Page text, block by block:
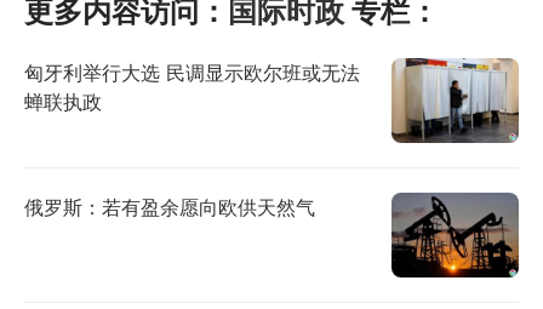
更多内容访问： 国际时政 专栏：
匈牙利举行大选 民调显示欧尔班或无法
蝉联执政
俄罗斯：若有盈余愿向欧供天然气